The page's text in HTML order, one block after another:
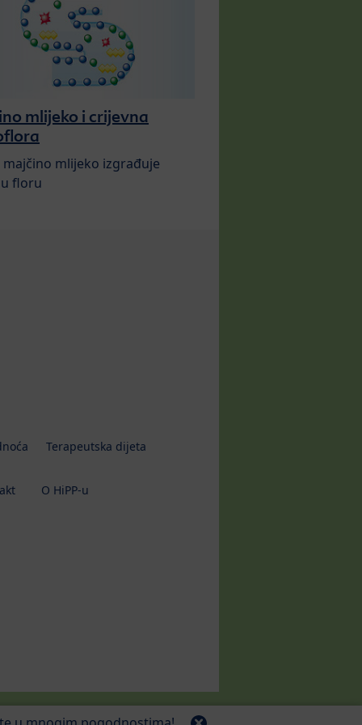
mlijeko i crijevna
majčino mlijeko izgrađuje
floru
Terapeutska dijeta
O HiPP-u